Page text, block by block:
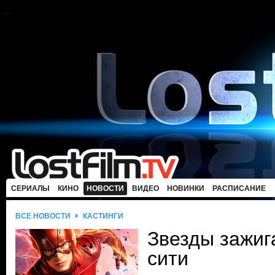
СЕРИАЛЫ КИНО НОВОСТИ ВИДЕО НОВИНКИ РАСПИСАНИЕ
ВСЕ НОВОСТИ КАСТИНГИ
Звезды
сити